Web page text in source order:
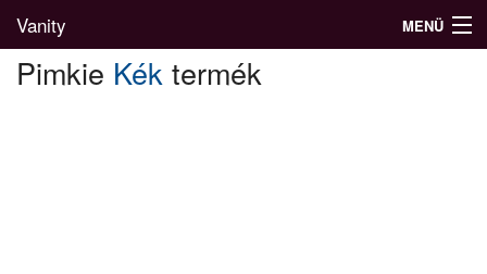
Vanity MENÜ
Pimkie Kék termék